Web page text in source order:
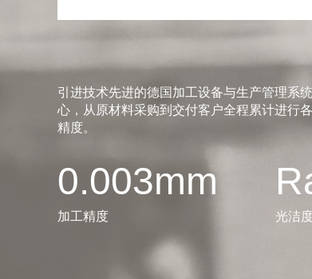
引进技术先进的德国加工设备与生产管理系
心，从原材料采购到交付客户全程累计进行
精度。
0.003mm
加工精度 光洁度